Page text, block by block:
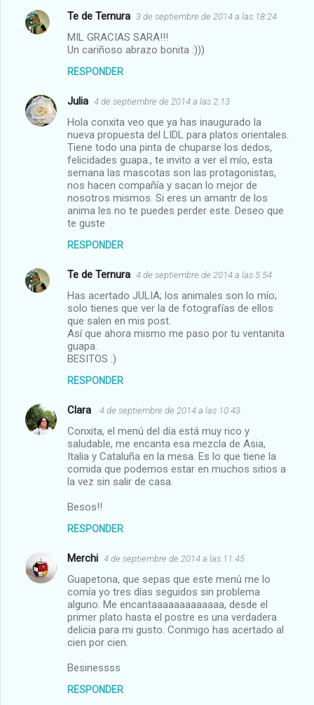
Te de Ternura 3 de septiembre de 2014 a las 18:24
MIL GRACIAS SARA!!!
Un cariñoso abrazo bonita :)))
RESPONDER
Julia 4 de septiembre de 2014 a las 2:13
Hola conxita veo que ya has inaugurado la
nueva propuesta del LIDL para platos orientales.
Tiene todo una pinta de chuparse los dedos,
felicidades guapa., te invito a ver el mío, esta
semana las mascotas son las protagonistas,
nos hacen compañía y sacan lo mejor de
nosotros mismos. Si eres un amantr de los
anima les no te puedes perder este. Deseo que
te guste
RESPONDER
Te de Ternura 4 de septiembre de 2014 a las 5:54
Has acertado JULIA; los animales son lo mío;
solo tienes que ver la de fotografías de ellos
que salen en mis post.
Así que ahora mismo me paso por tu ventanita
guapa.
BESITOS :)
RESPONDER
Clara 4 de septiembre de 2014 a las 10:43
Conxita, el menú del día está muy rico y
saludable, me encanta esa mezcla de Asia,
Italia y Cataluña en la mesa. Es lo que tiene la
comida que podemos estar en muchos sitios a
la vez sin salir de casa.
Besos!!
RESPONDER
Merchi 4 de septiembre de 2014 a las 11:45
Guapetona, que sepas que este menú me lo
comía yo tres días seguidos sin problema
alguno. Me encantaaaaaaaaaaaaa, desde el
primer plato hasta el postre es una verdadera
delicia para mi gusto. Conmigo has acertado al
cien por cien.
Besinessss
RESPONDER